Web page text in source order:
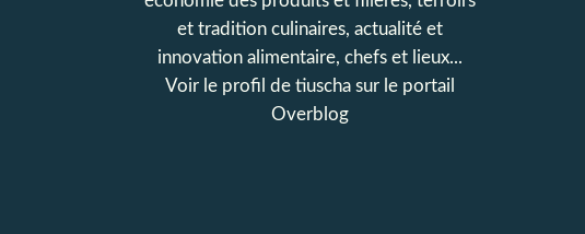
et tradition culinaires, actualité et
innovation alimentaire, chefs et lieux...
Voir le profil de tiuschasur le portail
Overblog